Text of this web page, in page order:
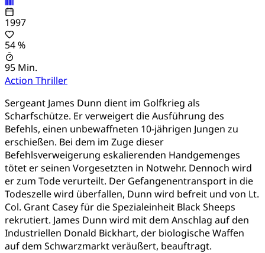
1997
54 %
95 Min.
Action Thriller
Sergeant James Dunn dient im Golfkrieg als
Scharfschütze. Er verweigert die Ausführung des
Befehls, einen unbewaffneten 10-jährigen Jungen zu
erschießen. Bei dem im Zuge dieser
Befehlsverweigerung eskalierenden Handgemenges
tötet er seinen Vorgesetzten in Notwehr. Dennoch wird
er zum Tode verurteilt. Der Gefangenentransport in die
Todeszelle wird überfallen, Dunn wird befreit und von Lt.
Col. Grant Casey für die Spezialeinheit Black Sheeps
rekrutiert. James Dunn wird mit dem Anschlag auf den
Industriellen Donald Bickhart, der biologische Waffen
auf dem Schwarzmarkt veräußert, beauftragt.